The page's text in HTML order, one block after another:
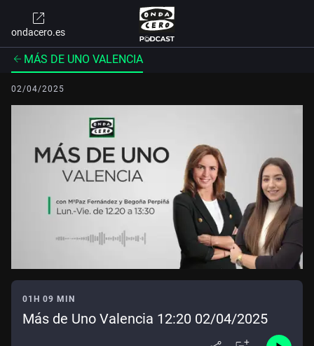
ondacero.es
MÁS DE UNO VALENCIA
02/04/2025
01H 09 MIN
Más de Uno Valencia 12:20 02/04/2025